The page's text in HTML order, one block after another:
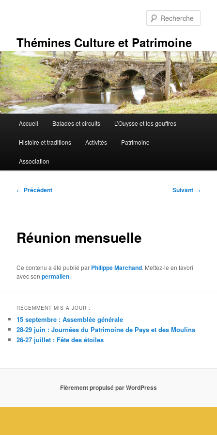
Thémines Culture et Patrimoine
principal
Accueil Balades et circuits L’Ouysse et les gouffres
Histoire et traditions Activités Patrimoine
Association
Navigation
← Précédent Suivant →
Réunion mensuelle
Ce contenu a été publié par Philippe Marchand. Mettez-le en favori
avec sonpermalien.
RÉCEMMENT MIS À JOUR :
15 septembre : Assemblée générale
28-29 juin : Journées du Patrimoine de Pays et des Moulins
26-27 juillet : Fête des étoiles
Fièrement propulsé par WordPress